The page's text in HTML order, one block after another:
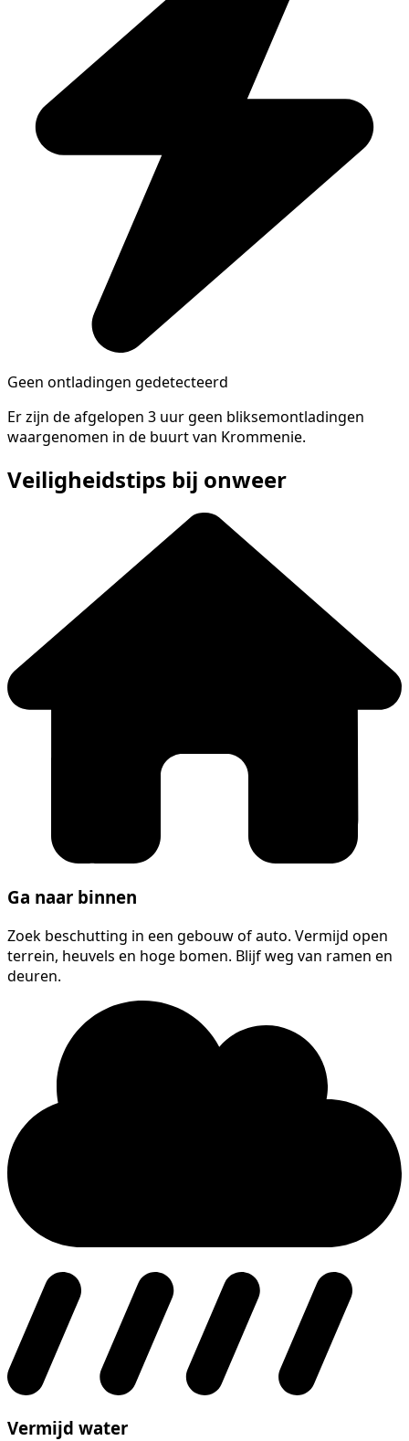
Geen ontladingen gedetecteerd
Er zijn de afgelopen 3 uur geen bliksemontladingen
waargenomen in de buurt van Krommenie.
Veiligheidstips bij onweer
Ga naar binnen
Zoek beschutting in een gebouw of auto. Vermijd open
terrein, heuvels en hoge bomen. Blijf weg van ramen en
deuren.
Vermijd water